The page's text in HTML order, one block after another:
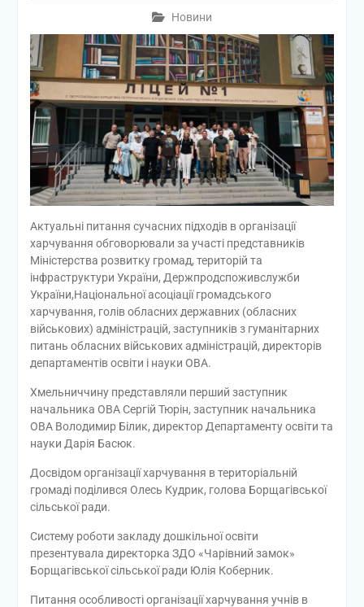
Новини
Актуальні питання сучасних підходів в організації
харчування обговорювали за участі представників
Міністерства розвитку громад, територій та
інфраструктури України, Держпродспоживслужби
України,Національної асоціації громадського
харчування, голів обласних державних (обласних
військових) адміністрацій, заступників з гуманітарних
питань обласних військових адміністрацій, директорів
департаментів освіти і науки ОВА.
Хмельниччину представляли перший заступник
начальника ОВА Сергій Тюрін, заступник начальника
ОВА Володимир Білик, директор Департаменту освіти та
науки Дарія Басюк.
Досвідом організації харчування в територіальній
громаді поділився Олесь Кудрик, голова Борщагівської
сільської ради.
Систему роботи закладу дошкільної освіти
презентувала директорка ЗДО «Чарівний замок»
Борщагівської сільської ради Юлія Коберник.
Питання особливості організації харчування учнів в